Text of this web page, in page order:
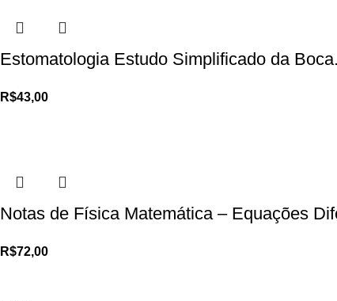
Estomatologia Estudo Simplificado da
R$43,00
Notas de Física Matemática – Equações
R$72,00